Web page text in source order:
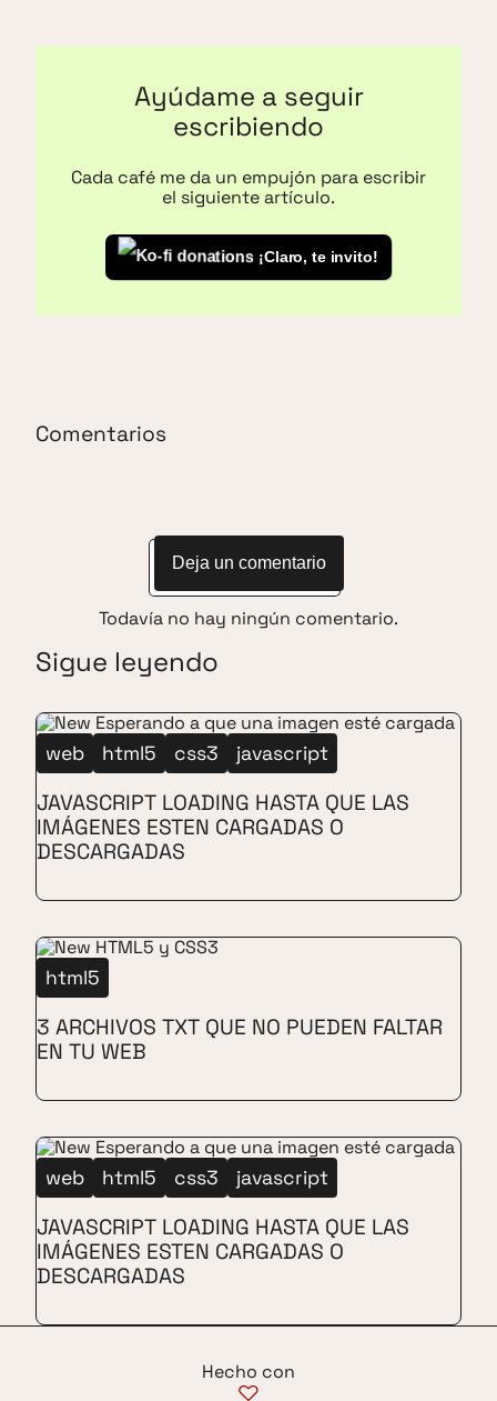
Ayúdame a seguir
escribiendo
Cada café me da un empujón para escribir
el siguiente artículo.
¡Claro, te invito!
Comentarios
Deja un comentario
Todavía no hay ningún comentario.
Sigue leyendo
web html5 css3 javascript
JAVASCRIPT LOADING HASTA QUE LAS
IMÁGENES ESTEN CARGADAS O
DESCARGADAS
html5
3 ARCHIVOS TXT QUE NO PUEDEN FALTAR
EN TU WEB
web html5 css3 javascript
JAVASCRIPT LOADING HASTA QUE LAS
IMÁGENES ESTEN CARGADAS O
DESCARGADAS
Hecho con